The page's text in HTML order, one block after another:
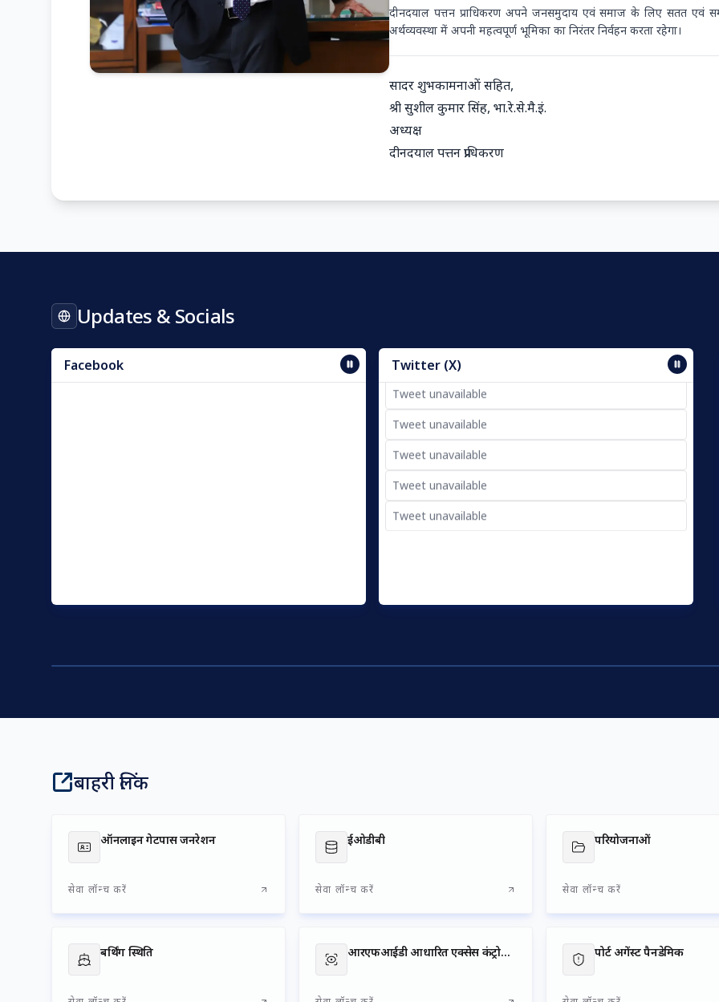
दीनदयाल पत्तन प्राधिकरण अपने जनसमुदाय एवं समाज के लिए सतत एवं
अर्थव्यवस्था में अपनी महत्वपूर्ण भूमिका का निरंतर निर्वहन करता रहेगा।
सादर शुभकामनाओं सहित,
श्री सुशील कुमार सिंह, भा.रे.से.मै.इं.
अध्यक्ष
दीनदयाल पत्तन प्राधिकरण
Updates & Socials
Facebook Twitter (X)
Tweet unavailable
Tweet unavailable
Tweet unavailable
Tweet unavailable
Tweet unavailable
बाहरी लिंक
ऑनलाइन गेटपास जनरेशन
सेवा लॉन्च करें
ईओडीबी
सेवा लॉन्च करें
परियोजनाओं
सेवा लॉन्च करें
बर्थिंग स्थिति आरएफआईडी आधारित एक्सेस कंट्रोल सिस्टम, पोर्ट अगेंस्ट पैनडेमिक